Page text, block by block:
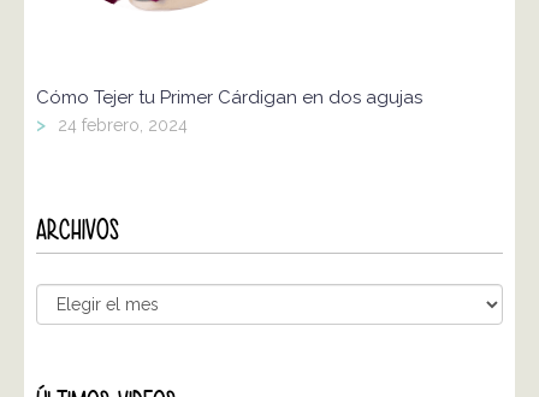
Cómo Tejer tu Primer Cárdigan en dos agujas
> 24 febrero, 2024
ARCHIVOS